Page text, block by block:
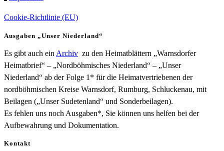
Cookie-Richtlinie (EU)
Ausgaben „Unser Niederland“
Es gibt auch ein Archiv zu den Heimatblättern „Warnsdorfer
Heimatbrief“ – „Nordböhmisches Niederland“ – „Unser
Niederland“ ab der Folge 1* für die Heimatvertriebenen der
nordböhmischen Kreise Warnsdorf, Rumburg, Schluckenau, mit
Beilagen („Unser Sudetenland“ und Sonderbeilagen).
Es fehlen uns noch Ausgaben*, Sie können uns helfen bei der
Aufbewahrung und Dokumentation.
Kontakt